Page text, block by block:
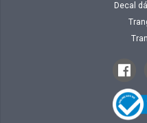
Decal